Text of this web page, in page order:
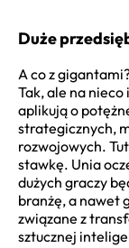
Duże
A co z
Tak, ale na
aplikują o
strategicznych,
rozwojowych.
stawkę. Unia
dużych graczy
branżę, a nawet
związane z
sztucznej